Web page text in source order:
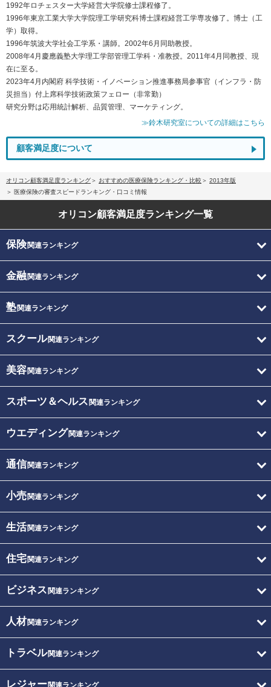
1992年ロチェスター大学経営大学院修士課程修了。
1996年東京工業大学大学院理工学研究科博士課程経営工学専攻修了。博士（工
学）取得。
1996年筑波大学社会工学系・講師。2002年6月同助教授。
2008年4月慶應義塾大学理工学部管理工学科・准教授。2011年4月同教授、現
在に至る。
2023年4月内閣府 科学技術・イノベーション推進事務局参事官（インフラ・防
災担当）付上席科学技術政策フェロー（非常勤）
研究分野は応用統計解析、品質管理、マーケティング。
≫鈴木研究室についての詳細はこちら
顧客満足度について
オリコン顧客満足度ランキング おすすめの医療保険ランキング・比較
2013年版
医療保険の審査スピードランキング・口コミ情報
オリコン顧客満足度ランキング一覧
保険関連ランキング
金融関連ランキング
塾関連ランキング
スクール関連ランキング
美容関連ランキング
スポーツ＆ヘルス 関連ランキング
ウエディング関連ランキング
通信関連ランキング
小売関連ランキング
生活関連ランキング
住宅関連ランキング
ビジネス 関連ランキング
人材関連ランキング
トラベル関連ランキング
レジャー